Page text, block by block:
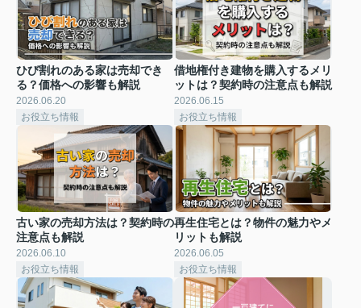
ひび割れのある家は売却でき
る？価格への影響も解説
2026.06.20
お役立ち情報
借地権付き建物を購入するメリ
ットは？契約時の注意点も解説
2026.06.15
お役立ち情報
古い家の売却方法は？契約時の
注意点も解説
2026.06.10
お役立ち情報
再生住宅とは？物件の魅力やメ
リットも解説
2026.06.05
お役立ち情報